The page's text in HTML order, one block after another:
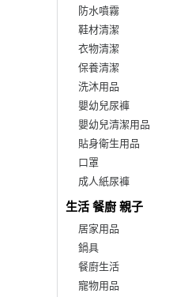
防水噴霧
鞋材清潔
衣物清潔
保養清潔
洗沐用品
嬰幼兒尿褲
嬰幼兒清潔用品
貼身衛生用品
口罩
成人紙尿褲
生活 餐廚 親子
居家用品
鍋具
餐廚生活
寵物用品